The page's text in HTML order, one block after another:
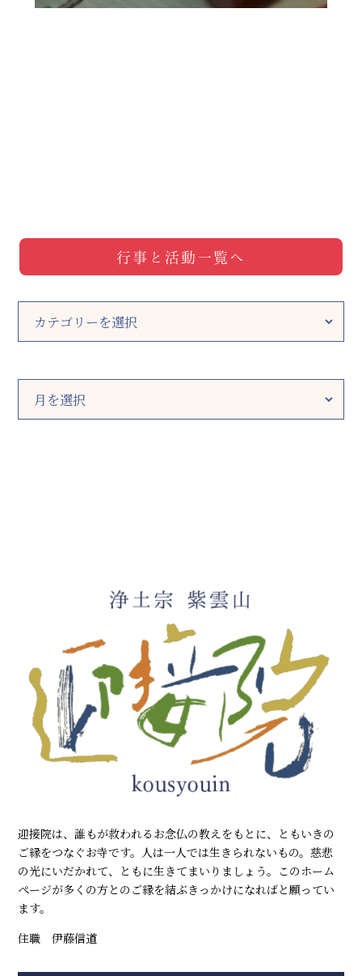
行事と活動一覧へ
カ
テ
ーア
ー
迎接院は、誰もが救われるお念仏の教えをもとに、ともいきの
ご縁をつなぐお寺です。人は一人では生きられないもの。慈悲
の光にいだかれて、ともに生きてまいりましょう。このホーム
ページが多くの方とのご縁を結ぶきっかけになればと願ってい
ます。
住職 伊藤信道